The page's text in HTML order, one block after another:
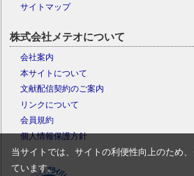
サイトマップ
株式会社メテオについて
会社案内
本サイトについて
文献配信契約のご案内
リンクについて
会員規約
個人情報保護方針
当サイトでは、サイトの利便性向上のため
ています。